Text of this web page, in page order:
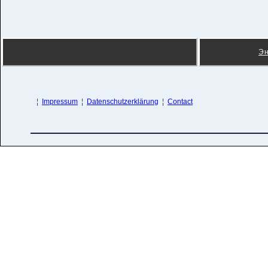
¦ Impressum ¦ Datenschutzerklärung ¦ Contact